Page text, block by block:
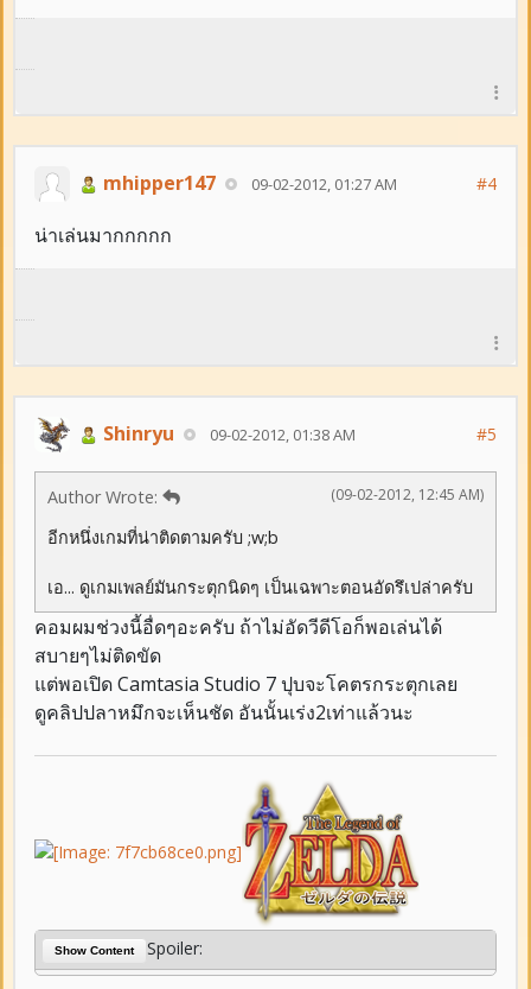
mhipper147 09-02-2012, 01:27 AM #4
น่าเล่นมากกกกก
Shinryu 09-02-2012, 01:38 AM #5
(09-02-2012, 12:45 AM)
Author Wrote:
อีกหนึ่งเกมที่น่าติดตามครับ ;w;b
เอ... ดูเกมเพลย์มันกระตุกนิดๆ เป็นเฉพาะตอนอัดรึเปล่าครับ
คอมผมช่วงนี้อื่ดๆอะครับ ถ้าไม่อัดวีดีโอก็พอเล่นได้
สบายๆไม่ติดขัด
แต่พอเปิด Camtasia Studio 7 ปุบจะโคตรกระตุกเลย
ดูคลิปปลาหมึกจะเห็นชัด อันนั้นเร่ง2เท่าแล้วนะ
Show Content Spoiler: